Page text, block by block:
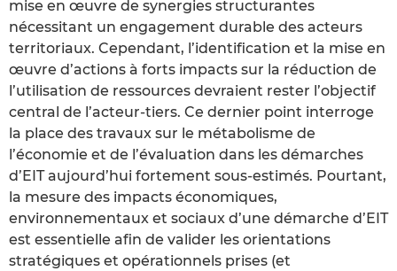
mise en œuvre de synergies structurantes
nécessitant un engagement durable des acteurs
territoriaux. Cependant, l’identification et la mise en
œuvre d’actions à forts impacts sur la réduction de
l’utilisation de ressources devraient rester l’objectif
central de l’acteur-tiers. Ce dernier point interroge
la place des travaux sur le métabolisme de
l’économie et de l’évaluation dans les démarches
d’EIT aujourd’hui fortement sous-estimés. Pourtant,
la mesure des impacts économiques,
environnementaux et sociaux d’une démarche d’EIT
est essentielle afin de valider les orientations
stratégiques et opérationnels prises (et